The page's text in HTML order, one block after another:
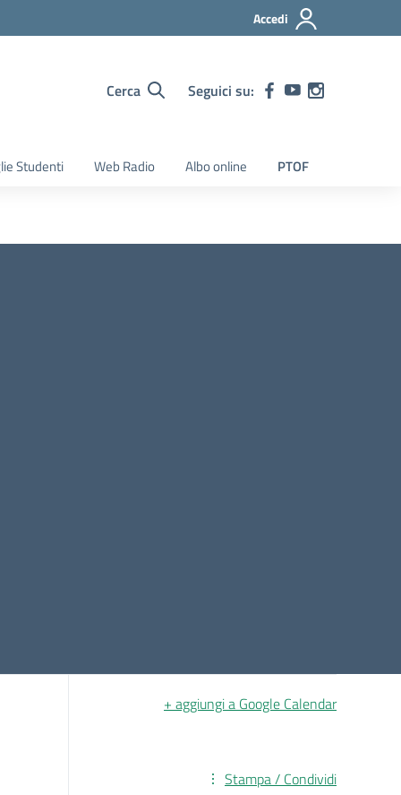
Accedi
Cerca Seguici su:
Studenti Web Radio Albo online PTOF
+ aggiungi a Google Calendar
Stampa / Condividi